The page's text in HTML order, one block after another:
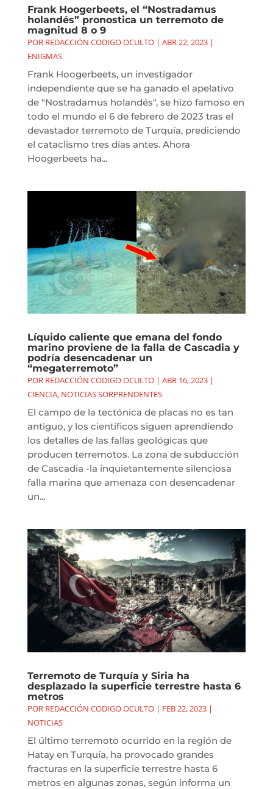
Frank Hoogerbeets, el “Nostradamus
holandés” pronostica un terremoto de
magnitud 8 o 9
POR REDACCIÓN CODIGO OCULTO| ABR 22, 2023|
ENIGMAS
Frank Hoogerbeets, un investigador
independiente que se ha ganado el apelativo
de "Nostradamus holandés", se hizo famoso en
todo el mundo el 6 de febrero de 2023 tras el
devastador terremoto de Turquía, prediciendo
el cataclismo tres días antes. Ahora
Hoogerbeets ha...
Líquido caliente que emana del fondo
marino proviene de la falla de Cascadia y
podría desencadenar un
“megaterremoto”
POR REDACCIÓN CODIGO OCULTO| ABR 16, 2023|
CIENCIA, NOTICIAS SORPRENDENTES
El campo de la tectónica de placas no es tan
antiguo, y los científicos siguen aprendiendo
los detalles de las fallas geológicas que
producen terremotos. La zona de subducción
de Cascadia -la inquietantemente silenciosa
falla marina que amenaza con desencadenar
un...
Terremoto de Turquía y Siria ha
desplazado la superficie terrestre hasta 6
metros
POR REDACCIÓN CODIGO OCULTO| FEB 22, 2023|
NOTICIAS
El último terremoto ocurrido en la región de
Hatay en Turquía, ha provocado grandes
fracturas en la superficie terrestre hasta 6
metros en algunas zonas, según informa un